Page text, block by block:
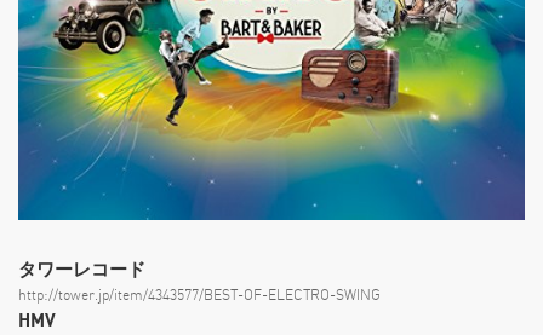
タワーレコード
http://tower.jp/item/4343577/BEST-OF-ELECTRO-SWING
HMV